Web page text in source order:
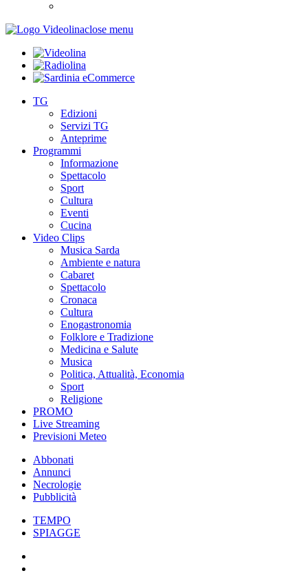
close menu
TG
Edizioni
Servizi TG
Anteprime
Programmi
Informazione
Spettacolo
Sport
Cultura
Eventi
Cucina
Video Clips
Musica Sarda
Ambiente e natura
Cabaret
Spettacolo
Cronaca
Cultura
Enogastronomia
Folklore e Tradizione
Medicina e Salute
Musica
Politica, Attualità, Economia
Sport
Religione
PROMO
Live Streaming
Previsioni Meteo
Abbonati
Annunci
Necrologie
Pubblicità
TEMPO
SPIAGGE